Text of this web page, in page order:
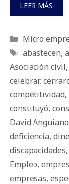
LEER MÁS
Categorías
Micro
Etiquetas
abastecen,
Asociación civil,
celebrar,
competitividad,
constituyó,
David Anguiano
deficiencia,
discapacidades,
Empleo,
empresas,